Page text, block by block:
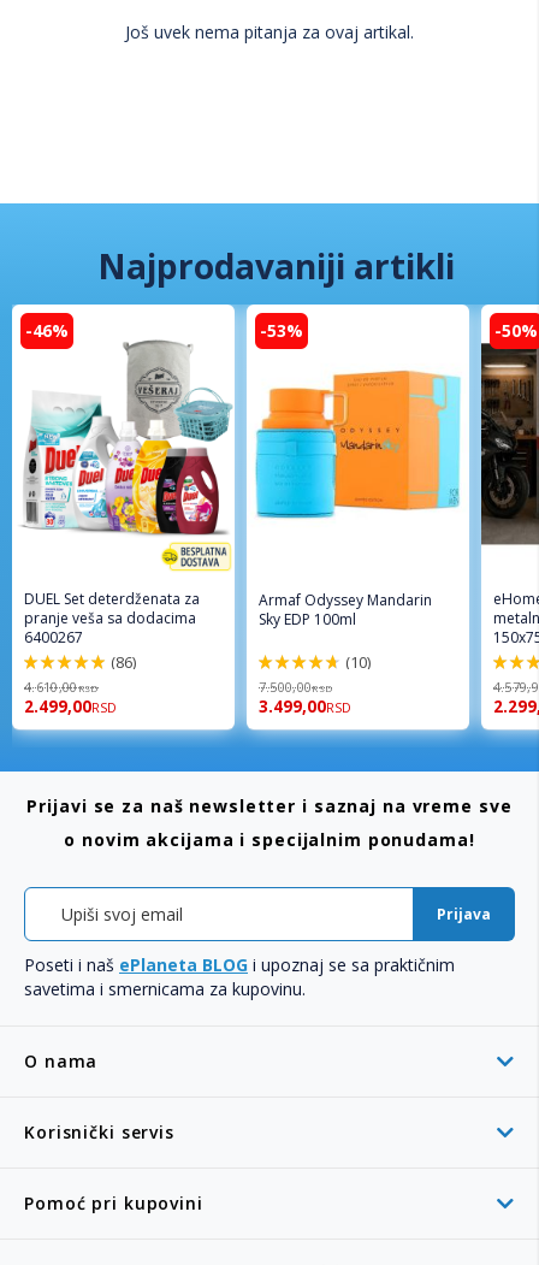
Još uvek nema pitanja za ovaj artikal.
Najprodavaniji artikli
-46%
DUEL Set deterdženata za
pranje veša sa dodacima
6400267
98%
(86)
4.610,00RSD
2.499,00RSD
-53%
Armaf Odyssey Mandarin
Sky EDP 100ml
94%
(10)
7.500,00RSD
3.499,00RSD
-50%
96%
O nama
Korisnički servis
Pomoć pri kupovini
Prijavi se za naš newsletter i saznaj na vreme sve
o novim akcijama i specijalnim ponudama!
Prijava
Poseti i naš ePlaneta BLOG i upoznaj se sa praktičnim
savetima i smernicama za kupovinu.